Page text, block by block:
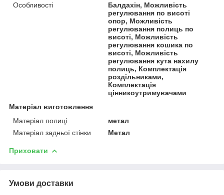
Особливості
Балдахін, Можливість
регулювання по висоті
опор, Можливість
регулювання полиць по
висоті, Можливість
регулювання кошика по
висоті, Можливість
регулювання кута нахилу
полиць, Комплектація
роздільниками,
Комплектація
цінникоутримувачами
Матеріал виготовлення
Матеріал полиці
метал
Матеріал задньої стінки
Метал
Приховати
Умови доставки